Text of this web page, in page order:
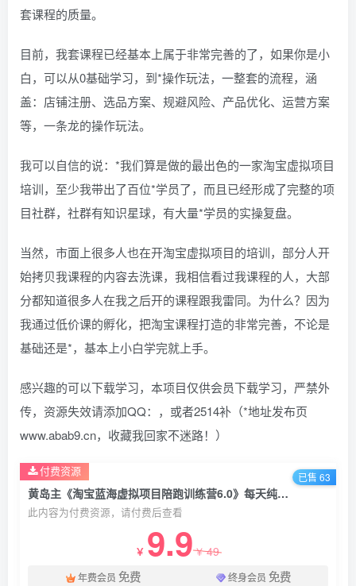
套课程的质量。
目前，我套课程已经基本上属于非常完善的了，如果你是小
白，可以从0基础学习，到*操作玩法，一整套的流程，涵
盖：店铺注册、选品方案、规避风险、产品优化、运营方案
等，一条龙的操作玩法。
我可以自信的说：*我们算是做的最出色的一家淘宝虚拟项目
培训，至少我带出了百位*学员了，而且已经形成了完整的项
目社群，社群有知识星球，有大量*学员的实操复盘。
当然，市面上很多人也在开淘宝虚拟项目的培训，部分人开
始拷贝我课程的内容去洗课，我相信看过我课程的人，大部
分都知道很多人在我之后开的课程跟我雷同。为什么？因为
我通过低价课的孵化，把淘宝课程打造的非常完善，不论是
基础还是*，基本上小白学完就上手。
感兴趣的可以下载学习，本项目仅供会员下载学习，严禁外
传，资源失效请添加QQ：，或者2514补（*地址发布页
www.abab9.cn，收藏我回家不迷路！）
黄岛主《淘宝蓝海虚拟项目陪跑训练营6.0》每天纯利润200到1000+纯实战课
此内容为付费资源，请付费后查看
￥ 9.9￥49
年费会员 免费 终身会员 免费
付费资源 已售 63